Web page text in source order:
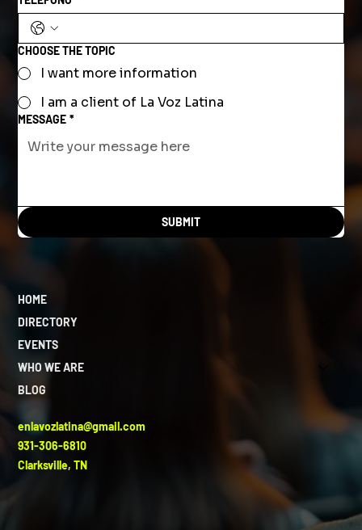
CHOOSE THE TOPIC
I want more information
I am a client of La Voz Latina
MESSAGE *
SUBMIT
HOME
DIRECTORY
EVENTS
WHO WE ARE
BLOG
enlavozlatina@gmail.com
931-306-6810
Clarksville, TN